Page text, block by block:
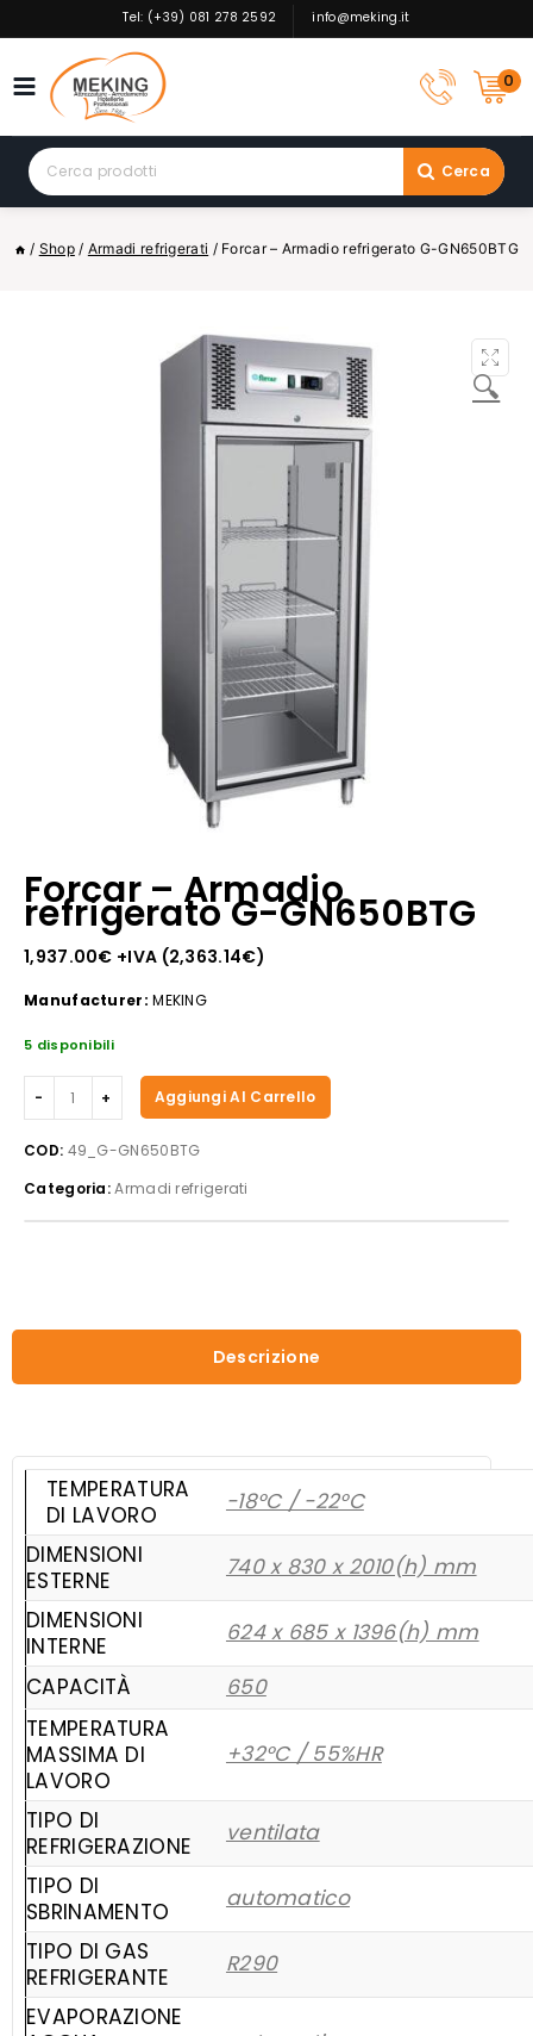
to
Tel: (+39) 081 278 2592 info@meking.it
0
Search
for:
Cerca
/ Shop / Armadi refrigerati / Forcar – Armadio refrigerato G-GN650BTG
🔍
Forcar – Armadio
refrigerato G-GN650BTG
1,937.00€ +IVA (2,363.14€)
Manufacturer: MEKING
5 disponibili
Forcar
-
Armadio
G-
GN650BTG
Aggiungi Al Carrello
COD: 49_G-GN650BTG
Categoria:Armadi refrigerati
Descrizione
TEMPERATURA
DI LAVORO
-18°C / -22°C
DIMENSIONI
ESTERNE
740 x 830 x 2010(h) mm
DIMENSIONI
INTERNE
624 x 685 x 1396(h) mm
CAPACITÀ
650
TEMPERATURA
MASSIMA DI
LAVORO
+32°C / 55%HR
TIPO DI
REFRIGERAZIONE
ventilata
TIPO DI
SBRINAMENTO
automatico
TIPO DI GAS
REFRIGERANTE
R290
EVAPORAZIONE